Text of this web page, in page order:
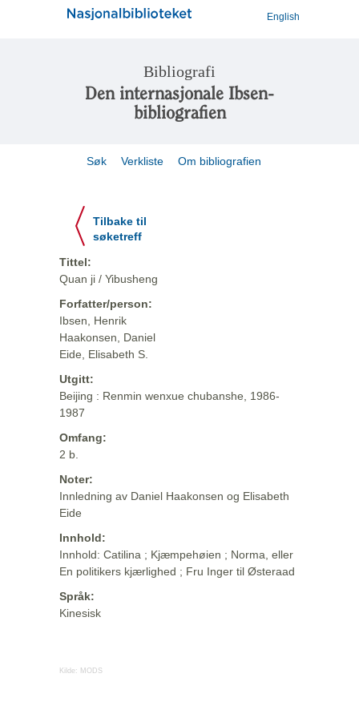
English
Bibliografi
Den internasjonale Ibsen-
bibliografien
Søk Verkliste Om bibliografien
Tilbake til
søketreff
Tittel:
Quan ji / Yibusheng
Forfatter/person:
Ibsen, Henrik
Haakonsen, Daniel
Eide, Elisabeth S.
Utgitt:
Beijing : Renmin wenxue chubanshe, 1986-
1987
Omfang:
2 b.
Noter:
Innledning av Daniel Haakonsen og Elisabeth
Eide
Innhold:
Innhold: Catilina ; Kjæmpehøien ; Norma, eller
En politikers kjærlighed ; Fru Inger til Østeraad
Språk:
Kinesisk
Kilde: MODS